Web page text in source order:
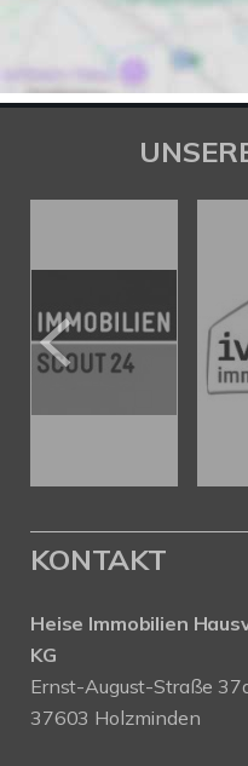
KONTAKT
Heise Immobilien
KG
Ernst-August-Straße
37603 Holzminden